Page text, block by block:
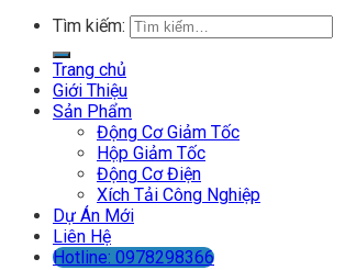
Tìm kiếm:
Trang chủ
Giới Thiệu
Sản Phẩm
Động Cơ Giảm Tốc
Hộp Giảm Tốc
Động Cơ Điện
Xích Tải Công Nghiệp
Dự Án Mới
Liên Hệ
Hotline: 0978298366